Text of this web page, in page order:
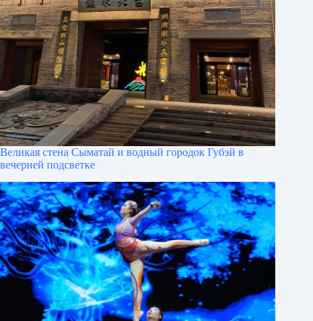
Великая стена Сыматай и водный городок Губэй в
вечерней подсветке